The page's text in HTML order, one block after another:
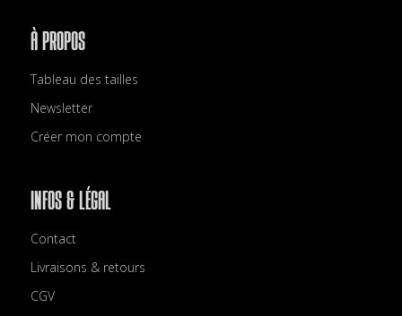
À PROPOS
Tableau des tailles
Newsletter
Créer mon compte
INFOS & LÉGAL
Contact
Livraisons & retours
CGV